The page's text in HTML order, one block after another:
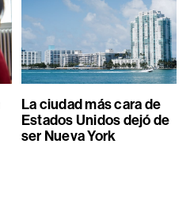
La ciudad más cara de
Estados Unidos dejó de
ser Nueva York